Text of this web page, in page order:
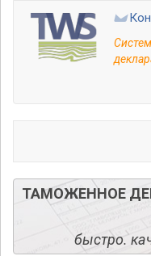
основному
содержанию
ТАМОЖЕННОЕ
быстро.